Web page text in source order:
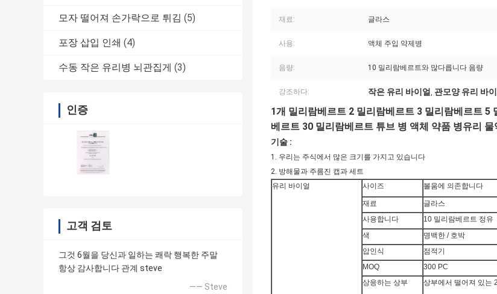
모자 떨어져 손가락으로 튀김 (5)
포장 삽입 인쇄 (4)
수동 작은 유리병 뇌관집게 (3)
인증
고객 검토
그것 6월을 당신과 일하는 쾌락 행복한 주말
항상 감사합니다 관계 steve
—— Steve
재료: 글라스
사용: 액체 주입 약제병
음량: 10 밀리람베르트와 많다릅니다 음량
강조하다: 작은 유리 바이얼, 관모양 유리 바
1개 밀리람베르트 2 밀리람베르트 3 밀리람베르트
베르트 30 밀리람베르트 튜브 병 액체 약품 병유리 물
기술 :
1. 우리는 주식에서 많은 크기를 가지고 있습니다
2. 방해물과 주름진 캡과 세트
유리 바이얼
사이즈 볼움에 의존합니다
재료
글라스
사용합니다
10 밀리람베르트 정유
색
명백한 / 호박
압인식
점적기
MOQ
300 PC
상응하는 상부
상부에서 떨어져 있는